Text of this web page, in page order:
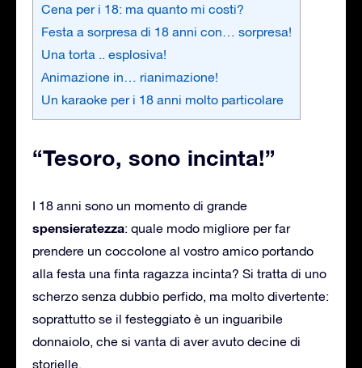
Cena per i 18: ma quanto mi costi?
Festa a sorpresa di 18 anni con… sorpresa!
Una torta .. esplosiva!
Animazione in… rianimazione!
Un karaoke per i 18 anni molto particolare
“Tesoro, sono incinta!”
I 18 anni sono un momento di grande
spensieratezza: quale modo migliore per far
prendere un coccolone al vostro amico portando
alla festa una finta ragazza incinta? Si tratta di uno
scherzo senza dubbio perfido, ma molto divertente:
soprattutto se il festeggiato è un inguaribile
donnaiolo, che si vanta di aver avuto decine di
storielle.